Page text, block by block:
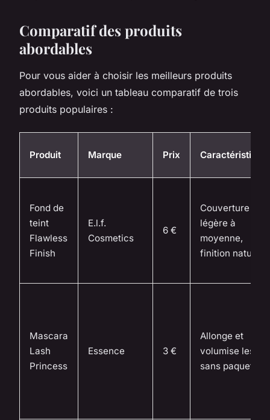
Comparatif des produits
abordables
Pour vous aider à choisir les meilleurs produits
abordables, voici un tableau comparatif de trois
produits populaires :
Produit Marque Prix
Fond de
teint
Flawless
Finish
E.l.f.
Cosmetics
6 €
Couverture
légère à
moyenne,
finition
Mascara
Lash
Princess
Essence 3 €
Allonge et
volumise les
sans paquets